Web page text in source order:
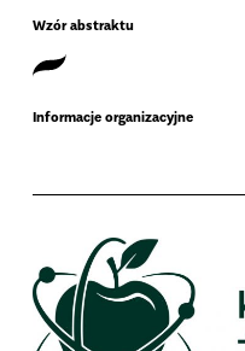
Wzór abstraktu
Informacje organizacyjne